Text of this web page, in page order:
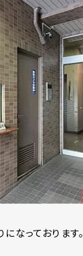
なっております。